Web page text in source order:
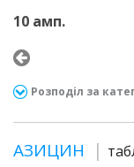
10 амп.
Розподіл за
АЗИЦИН